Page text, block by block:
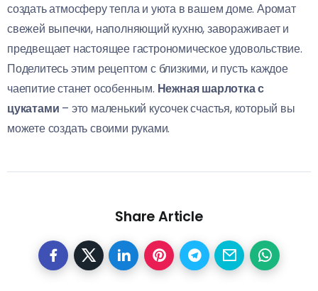
создать атмосферу тепла и уюта в вашем доме. Аромат
свежей выпечки, наполняющий кухню, завораживает и
предвещает настоящее гастрономическое удовольствие.
Поделитесь этим рецептом с близкими, и пусть каждое
чаепитие станет особенным. Нежная шарлотка с
цукатами – это маленький кусочек счастья, который вы
можете создать своими руками.
Share Article